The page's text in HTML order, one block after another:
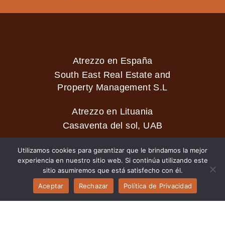
Atrezzo en España
South East Real Estate and
Property Management S.L
Atrezzo en Lituania
Casaventa del sol, UAB
2026 © Casaventa del sol
Utilizamos cookies para garantizar que le brindamos la mejor
experiencia en nuestro sitio web. Si continúa utilizando este
sitio asumiremos que está satisfecho con él.
Aceptar
Rechazar Política de Privacidad